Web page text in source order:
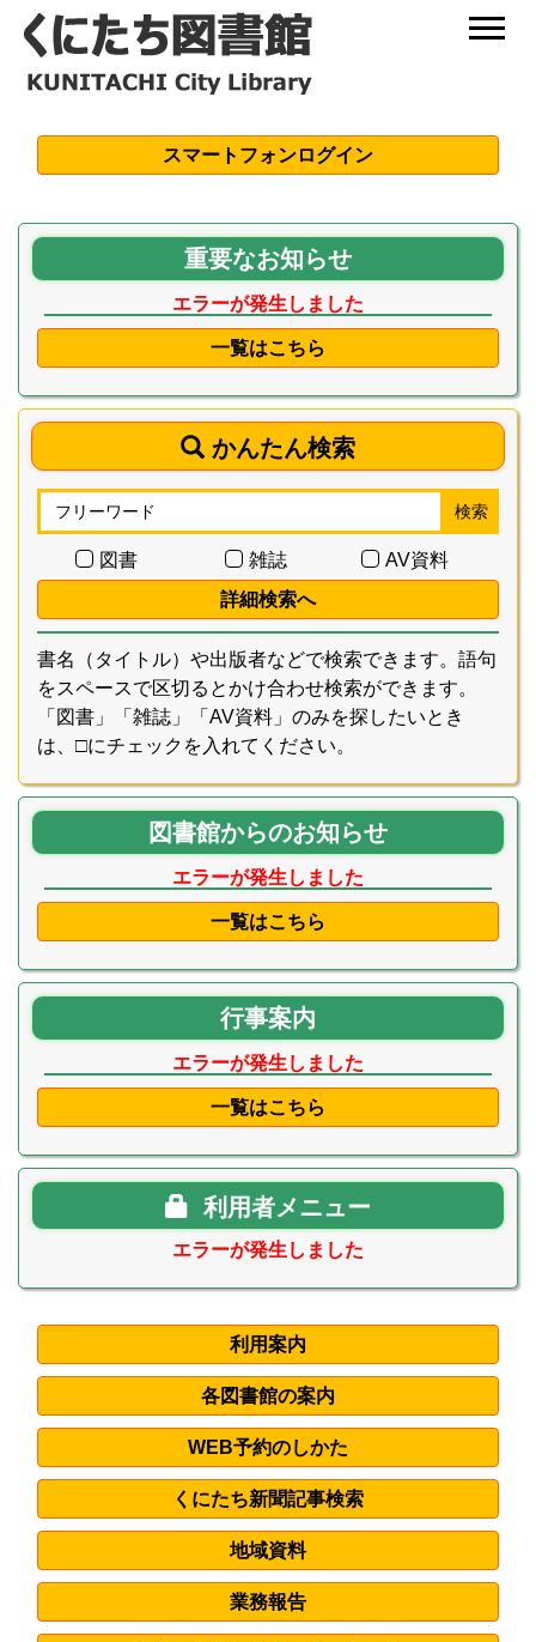
スマートフォンログイン
重要なお知らせ
エラーが発生しました
一覧はこちら
かんたん検索
図書 雑誌
AV資料
詳細検索へ
書名（タイトル）や出版者などで検索できます。語句
をスペースで区切るとかけ合わせ検索ができます。
「図書」「雑誌」「AV資料」のみを探したいとき
は、□にチェックを入れてください。
図書館からのお知らせ
エラーが発生しました
一覧はこちら
行事案内
エラーが発生しました
一覧はこちら
利用者メニュー
エラーが発生しました
利用案内
各図書館の案内
WEB予約のしかた
くにたち新聞記事検索
地域資料
業務報告